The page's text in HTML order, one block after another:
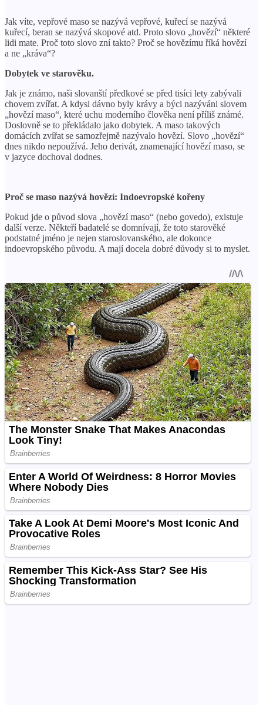
Jak víte, vepřové maso se nazývá vepřové, kuřecí se nazývá
kuřecí, beran se nazývá skopové atd. Proto slovo „hovězí“ některé
lidi mate. Proč toto slovo zní takto? Proč se hovězímu říká hovězí
a ne „kráva“?
Dobytek ve starověku.
Jak je známo, naši slovanští předkové se před tisíci lety zabývali
chovem zvířat. A kdysi dávno byly krávy a býci nazýváni slovem
„hovězí maso“, které uchu moderního člověka není příliš známé.
Doslovně se to překládalo jako dobytek. A maso takových
domácích zvířat se samozřejmě nazývalo hovězí. Slovo „hovězí“
dnes nikdo nepoužívá. Jeho derivát, znamenající hovězí maso, se
v jazyce dochoval dodnes.
Proč se maso nazývá hovězí: Indoevropské kořeny
Pokud jde o původ slova „hovězí maso“ (nebo govedo), existuje
další verze. Někteří badatelé se domnívají, že toto starověké
podstatné jméno je nejen staroslovanského, ale dokonce
indoevropského původu. A mají docela dobré důvody si to myslet.